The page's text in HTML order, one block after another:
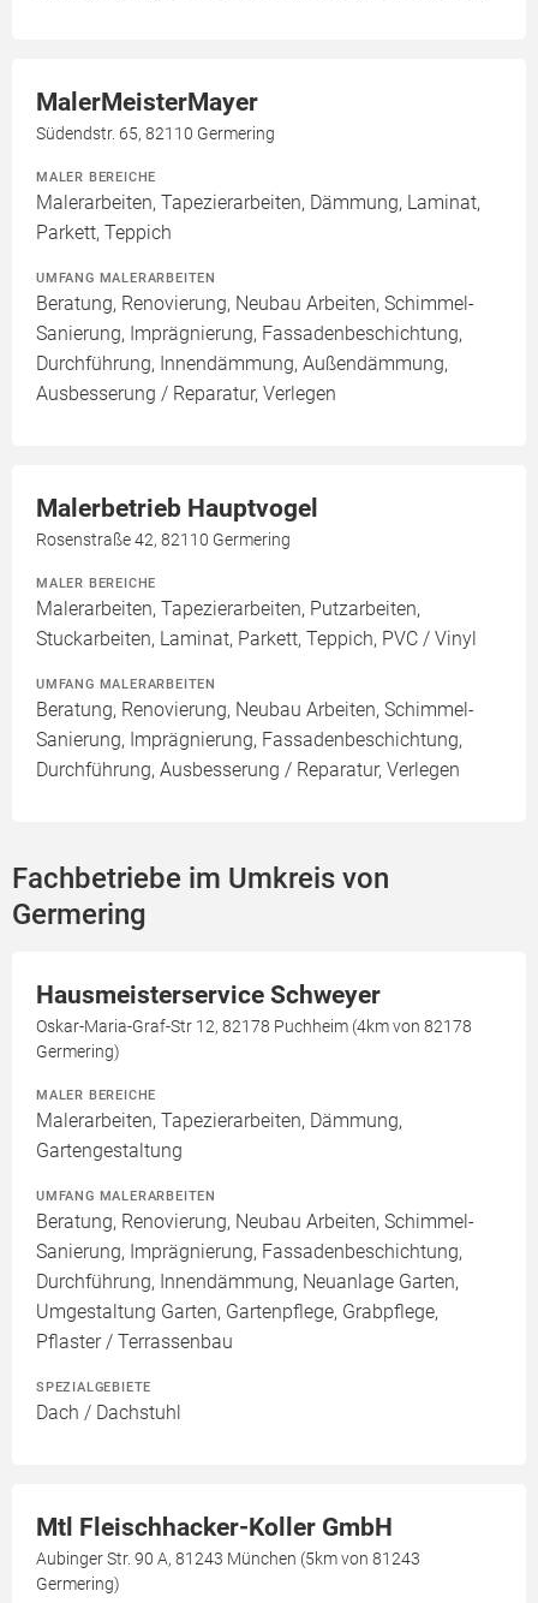
MalerMeisterMayer
Südendstr. 65, 82110 Germering
MALER BEREICHE
Malerarbeiten, Tapezierarbeiten, Dämmung, Laminat,
Parkett, Teppich
UMFANG MALERARBEITEN
Beratung, Renovierung, Neubau Arbeiten, Schimmel-
Sanierung, Imprägnierung, Fassadenbeschichtung,
Durchführung, Innendämmung, Außendämmung,
Ausbesserung / Reparatur, Verlegen
Malerbetrieb Hauptvogel
Rosenstraße 42, 82110 Germering
MALER BEREICHE
Malerarbeiten, Tapezierarbeiten, Putzarbeiten,
Stuckarbeiten, Laminat, Parkett, Teppich, PVC / Vinyl
UMFANG MALERARBEITEN
Beratung, Renovierung, Neubau Arbeiten, Schimmel-
Sanierung, Imprägnierung, Fassadenbeschichtung,
Durchführung, Ausbesserung / Reparatur, Verlegen
Fachbetriebe im Umkreis von
Germering
Hausmeisterservice Schweyer
Oskar-Maria-Graf-Str 12, 82178 Puchheim (4km von 82178
Germering)
MALER BEREICHE
Malerarbeiten, Tapezierarbeiten, Dämmung,
Gartengestaltung
UMFANG MALERARBEITEN
Beratung, Renovierung, Neubau Arbeiten, Schimmel-
Sanierung, Imprägnierung, Fassadenbeschichtung,
Durchführung, Innendämmung, Neuanlage Garten,
Umgestaltung Garten, Gartenpflege, Grabpflege,
Pflaster / Terrassenbau
SPEZIALGEBIETE
Dach / Dachstuhl
Mtl Fleischhacker-Koller GmbH
Aubinger Str. 90 A, 81243 München (5km von 81243
Germering)